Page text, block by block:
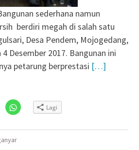
sederhana namun
berdiri megah di salah satu
Desa Pendem, Mojogedang,
4 Desember 2017. Bangunan ini
petarung berprestasi […]
Klik
untuk
WhatsApp(Membuka
Lagi